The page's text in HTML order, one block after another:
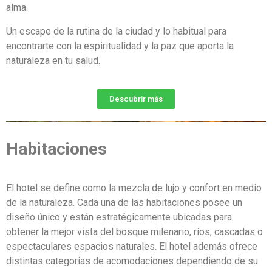
alma.
Un escape de la rutina de la ciudad y lo habitual para
encontrarte con la espiritualidad y la paz que aporta la
naturaleza en tu salud.
Descubrir más
Habitaciones
El hotel se define como la mezcla de lujo y confort en medio
de la naturaleza. Cada una de las habitaciones posee un
diseño único y están estratégicamente ubicadas para
obtener la mejor vista del bosque milenario, ríos, cascadas o
espectaculares espacios naturales. El hotel además ofrece
distintas categorias de acomodaciones dependiendo de su